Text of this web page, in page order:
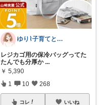
ゆり⌇子育てと暮らし🌷
レジカゴ用の保冷バッグってた
たんでも分厚か ...
￥ 5,390
1 10 268
コレ いいね